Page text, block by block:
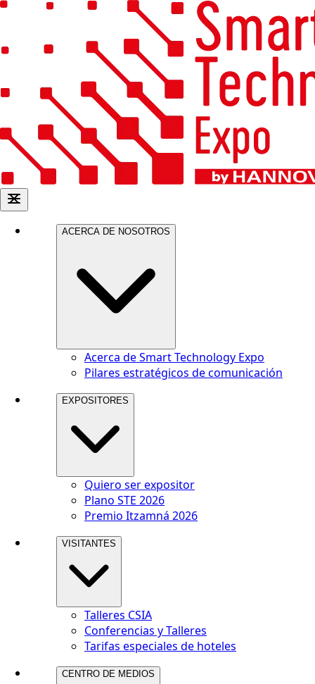
ACERCA DE NOSOTROS
Acerca de Smart Technology Expo
Pilares estratégicos de comunicación
EXPOSITORES
Quiero ser expositor
Plano STE 2026
Premio Itzamná 2026
VISITANTES
Talleres CSIA
Conferencias y Talleres
Tarifas especiales de hoteles
CENTRO DE MEDIOS